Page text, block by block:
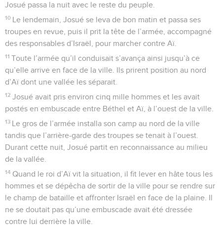
Josué passa la nuit avec le reste du peuple.
10 Le lendemain, Josué se leva de bon matin et passa ses
troupes en revue, puis il prit la tête de l’armée, accompagné
des responsables d’Israël, pour marcher contre Aï.
11 Toute l’armée qu’il conduisait s’avança ainsi jusqu’à ce
qu’elle arrive en face de la ville. Ils prirent position au nord
d’Aï dont une vallée les séparait.
12 Josué avait pris environ cinq mille hommes et les avait
postés en embuscade entre Béthel et Aï, à l’ouest de la ville.
13 Le gros de l’armée installa son camp au nord de la ville
tandis que l’arrière-garde des troupes se tenait à l’ouest.
Durant cette nuit, Josué partit en reconnaissance au milieu
de la vallée.
14 Quand le roi d’Aï vit la situation, il fit lever en hâte tous les
hommes et se dépêcha de sortir de la ville pour se rendre sur
le champ de bataille et affronter Israël en face de la plaine. Il
ne se doutait pas qu’une embuscade avait été dressée
contre lui derrière la ville.